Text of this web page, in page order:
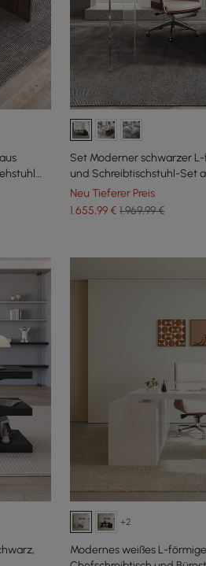
Set Moderner schwarzer
und Schreibtischstuhl-Set
mm)
Neu Tieferer Preis
1.655,99€ 1.969,99 €
+2
Modernes weißes L-